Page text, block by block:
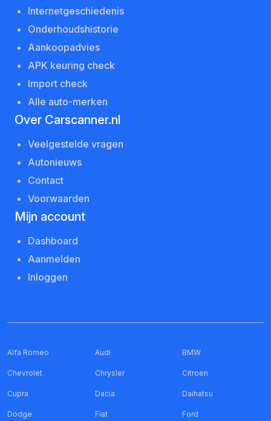
Internetgeschiedenis
Onderhoudshistorie
Aankoopadvies
APK keuring check
Import check
Alle auto-merken
Over Carscanner.nl
Veelgestelde vragen
Autonieuws
Contact
Voorwaarden
Mijn account
Dashboard
Aanmelden
Inloggen
Alfa Romeo Audi BMW
Chevrolet Chrysler Citroen
Cupra Dacia Daihatsu
Dodge Fiat Ford